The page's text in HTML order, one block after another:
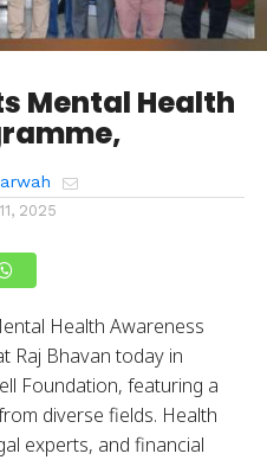
Mental Health
2025
Health Awareness
Raj Bhavan today in
Foundation, featuring a
diverse fields. Health
experts, and financial